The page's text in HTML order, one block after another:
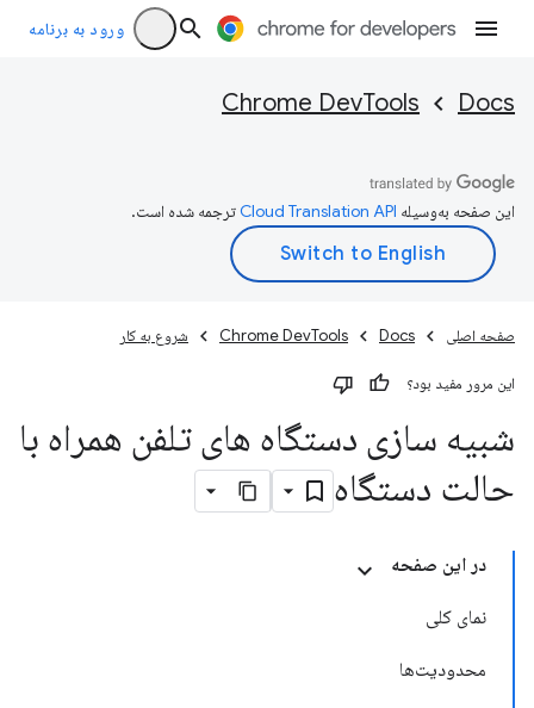
ورود به برنامه
Docs
Chrome DevTools
این صفحه به‌وسیله ترجمه شده است.
صفحه اصلی Docs
Chrome DevTools شروع به کار
این مرور مفید بود؟
شبیه سازی دستگاه های تلفن همراه با
حالت دستگاه
در این صفحه
نمای کلی
محدودیت‌ها